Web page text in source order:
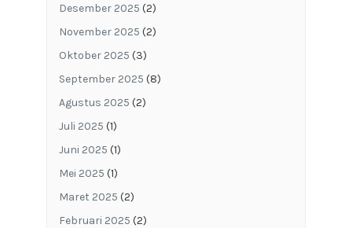
Desember 2025 (2)
November 2025 (2)
Oktober 2025 (3)
September 2025 (8)
Agustus 2025 (2)
Juli 2025 (1)
Juni 2025 (1)
Mei 2025 (1)
Maret 2025 (2)
Februari 2025 (2)